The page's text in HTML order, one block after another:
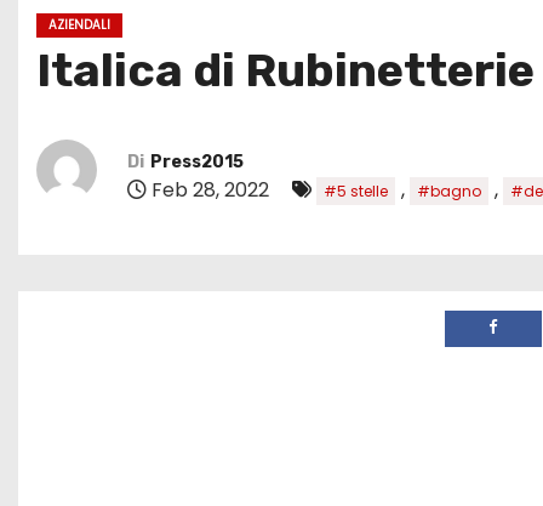
AZIENDALI
Italica di
Di Press2015
Feb 28, 2022 #5 stelle , #bagno ,